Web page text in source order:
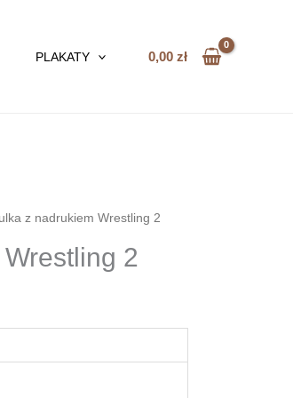
PLAKATY 0,00zł
z nadrukiem Wrestling 2
2